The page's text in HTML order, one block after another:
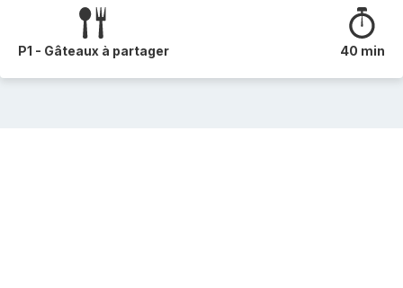
P1 - Gâteaux à partager 40 min